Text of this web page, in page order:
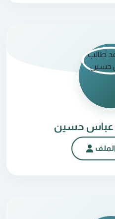
عباس حسين